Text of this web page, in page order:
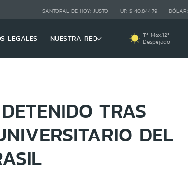
SANTORAL DE HOY: JUSTO UF: $ 40.844,79 DÓLAR:
LEGALES NUESTRA RED Tª Máx:12º
Despejado
TRAS
DEL